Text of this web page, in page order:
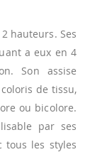
hauteurs. Ses
a eux en 4
Son assise
de tissu,
ou bicolore.
par ses
tous les styles